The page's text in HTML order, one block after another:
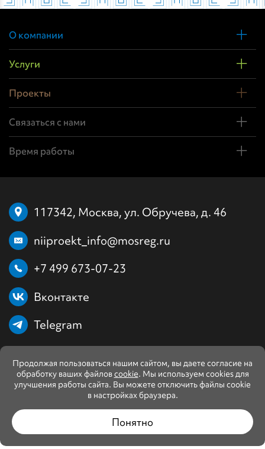
О компании
Услуги
Проекты
Связаться с нами
Время работы
117342, Москва, ул. Обручева, д. 46
niiproekt_info@mosreg.ru
+7 499 673-07-23
Вконтакте
Telegram
© ГБУ МО «НИИПРОЕКТ». Все права защищены. 2013–
Продолжая пользоваться нашим сайтом, вы даете согласие на
обработку ваших файловcookie. Мы используем cookies для
улучшения работы сайта. Вы можете отключить файлы cookie
в настройках браузера.
Понятно